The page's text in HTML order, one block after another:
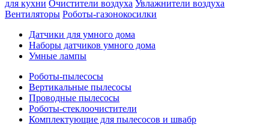
для кухни Очистители воздуха Увлажнители воздуха
Вентиляторы Роботы-газонокосилки
Датчики для умного дома
Наборы датчиков умного дома
Умные лампы
Роботы-пылесосы
Вертикальные пылесосы
Проводные пылесосы
Роботы-стеклоочистители
Комплектующие для пылесосов и швабр